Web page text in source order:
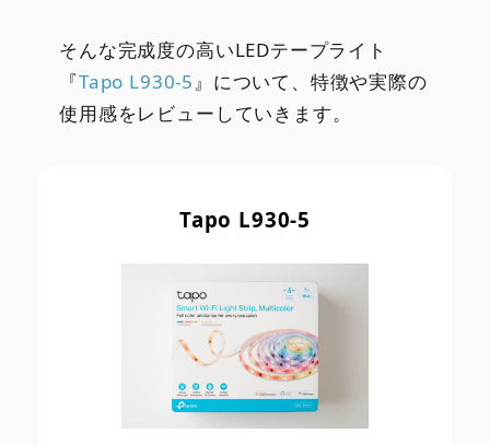
そんな完成度の高いLEDテープライト
『Tapo L930-5』について、特徴や実際の
使用感をレビューしていきます。
Tapo L930-5